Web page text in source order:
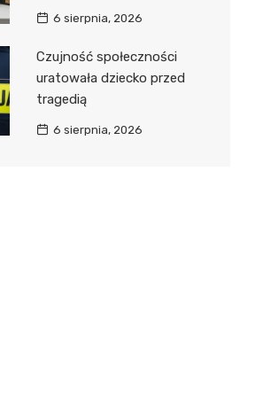
6 sierpnia, 2026
Czujność społeczności
uratowała dziecko przed
tragedią
6 sierpnia, 2026